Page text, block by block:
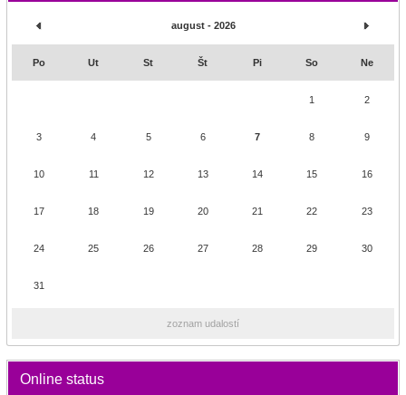
august - 2026
Po Ut St Št Pi So Ne
1 2
3 4 5 6 7 8 9
10 11 12 13 14 15 16
17 18 19 20 21 22 23
24 25 26 27 28 29 30
31
zoznam udalostí
Online status